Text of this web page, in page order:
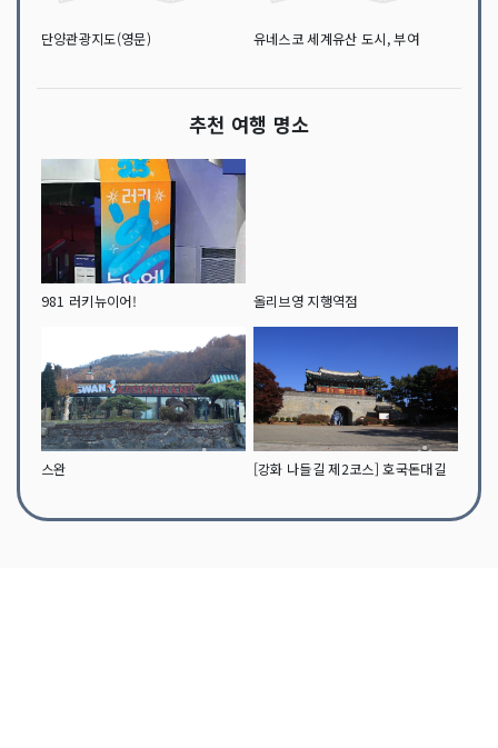
단양관광지도(영문) 유네스코 세계유산 도시, 부여
추천 여행 명소
981 러키뉴이어! 올리브영 지행역점
스완 [강화 나들길 제2코스] 호국돈대길